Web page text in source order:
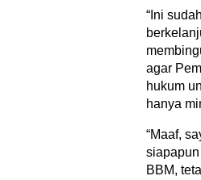
“Ini
agar
hukum
hanya
“Maaf,
BBM,